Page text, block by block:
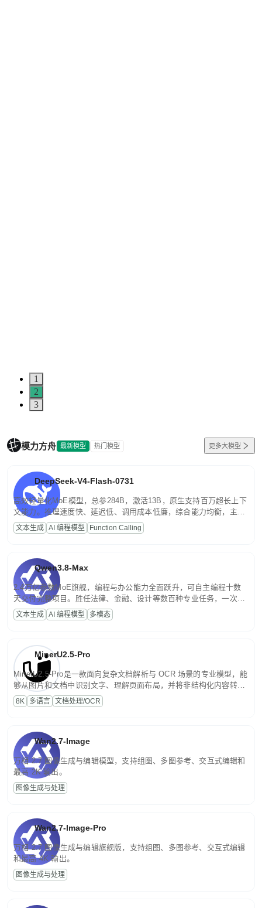
1
2
3
模力方舟 最新模型 热门模型 更多大模型
DeepSeek-V4-Flash-0731
高效轻量化MoE模型，总参284B，激活13B，原生支持百万超长上下
文能力。推理速度快、延迟低、调用成本低廉，综合能力均衡，主打
高并发、轻量化任务，适合日常对话、内容创作、基础 RAG、批量
文案处理等普惠刚需场景。
文本生成 AI 编程模型 Function Calling
Qwen3.8-Max
2.4万亿参数MoE旗舰，编程与办公能力全面跃升，可自主编程十数
天交付完整项目。胜任法律、金融、设计等数百种专业任务，一次对
话端到端交付生产级成果。原生视觉理解贯穿规划、执行与验证全流
程，支持超长文档与长视频的深度语义解析。长程任务中自主规划与
文本生成 AI 编程模型 多模态
MinerU2.5-Pro
MinerU2.5-Pro是一款面向复杂文档解析与 OCR 场景的专业模型，能
够从图片和文档中识别文字、理解页面布局，并将非结构化内容转换
为便于存储、检索和二次处理的结构化结果。
8K 多语言 文档处理/OCR
Wan2.7-Image
万相 2.7 图像生成与编辑模型，支持组图、多图参考、交互式编辑和
最高 2K 输出。
图像生成与处理
Wan2.7-Image-Pro
万相 2.7 图像生成与编辑旗舰版，支持组图、多图参考、交互式编辑
和最高 4K 输出。
图像生成与处理